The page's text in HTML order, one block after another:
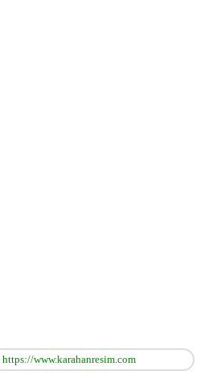
https://www.karahanresim.com